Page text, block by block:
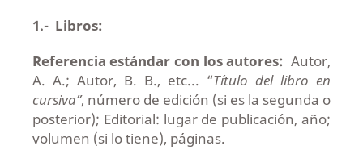
1.- Libros:
Referencia estándar con los autores: Autor,
A. A.; Autor, B. B., etc... “Título del libro en
cursiva”, número de edición (si es la segunda o
posterior); Editorial: lugar de publicación, año;
volumen (si lo tiene), páginas.